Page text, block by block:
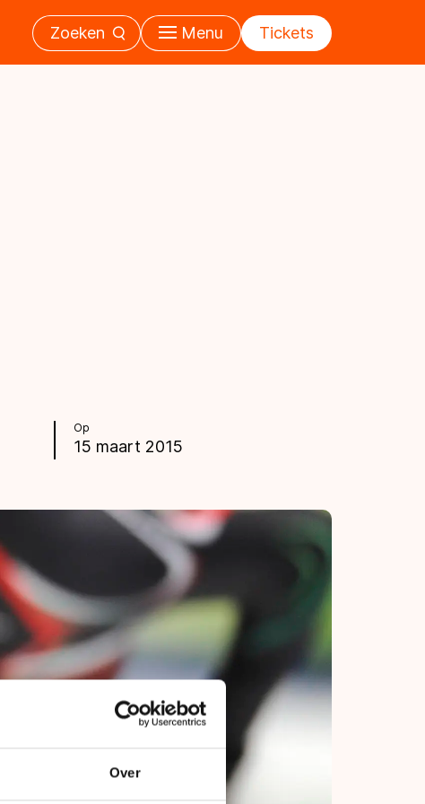
Over
Zoeken Menu Tickets
Op
15 maart 2015